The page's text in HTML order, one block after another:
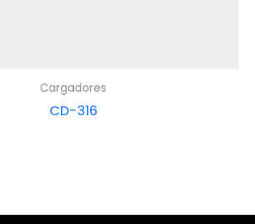
Cargadores
CD-316